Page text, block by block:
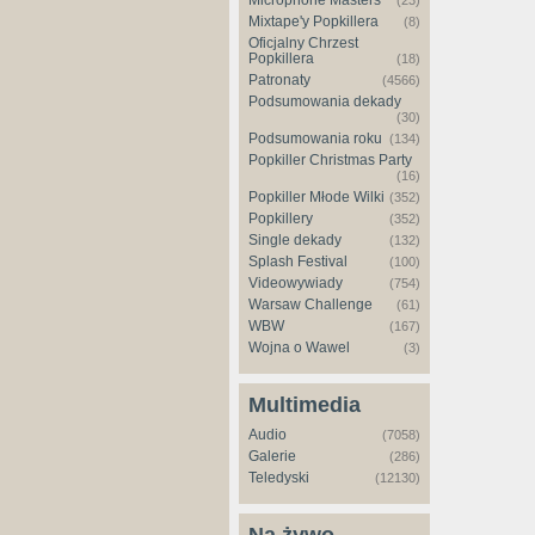
Mixtape'y Popkillera (8)
Oficjalny Chrzest
Popkillera
(18)
Patronaty (4566)
Podsumowania dekady
(30)
Podsumowania roku (134)
Popkiller Christmas Party
(16)
Popkiller Młode Wilki (352)
Popkillery (352)
Single dekady (132)
Splash Festival (100)
Videowywiady (754)
Warsaw Challenge (61)
WBW (167)
Wojna o Wawel (3)
Multimedia
Audio (7058)
Galerie (286)
Teledyski (12130)